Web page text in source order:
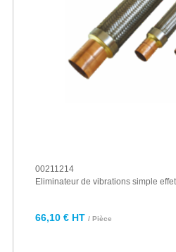
00211214
Eliminateur de vibrations simple
66,10 € HT / Pièce